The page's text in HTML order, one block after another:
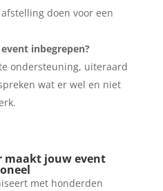
doen voor een
inbegrepen?
ondersteuning, uiteraard
wat er wel en niet
maakt jouw event
met honderden